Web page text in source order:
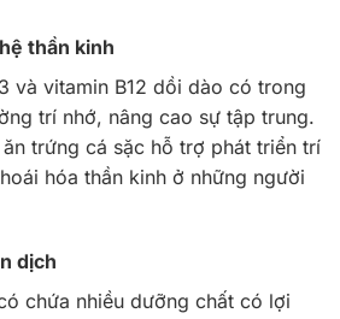
thần kinh
và vitamin B12 dồi dào có trong
trí nhớ, nâng cao sự tập trung.
trứng cá sặc hỗ trợ phát triển trí
hóa thần kinh ở những người
dịch
chứa nhiều dưỡng chất có lợi